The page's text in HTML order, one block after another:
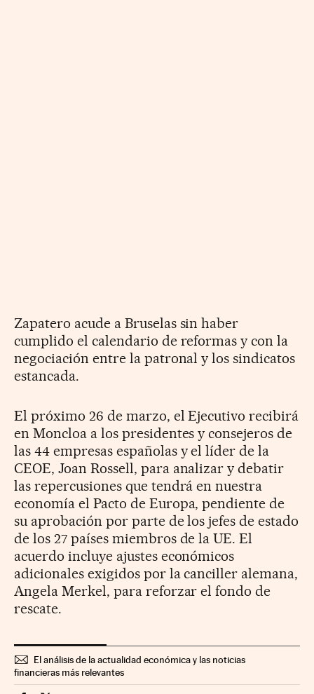
Zapatero acude a Bruselas sin haber
cumplido el calendario de reformas y con la
negociación entre la patronal y los sindicatos
estancada.
El próximo 26 de marzo, el Ejecutivo recibirá
en Moncloa a los presidentes y consejeros de
las 44 empresas españolas y el líder de la
CEOE, Joan Rossell, para analizar y debatir
las repercusiones que tendrá en nuestra
economía el Pacto de Europa, pendiente de
su aprobación por parte de los jefes de estado
de los 27 países miembros de la UE. El
acuerdo incluye ajustes económicos
adicionales exigidos por la canciller alemana,
Angela Merkel, para reforzar el fondo de
rescate.
El análisis de la actualidad económica y las noticias
financieras más relevantes